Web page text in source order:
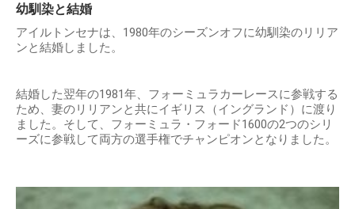
幼馴染と結婚
アイルトンセナは、1980年のシーズンオフに幼馴染のリリア
ンと結婚しました。
結婚した翌年の1981年、フォーミュラカーレースに参戦する
ため、妻のリリアンと共にイギリス（イングランド）に渡り
ました。そして、フォーミュラ・フォード1600の2つのシリ
ーズに参戦して両方の選手権でチャンピオンとなりました。